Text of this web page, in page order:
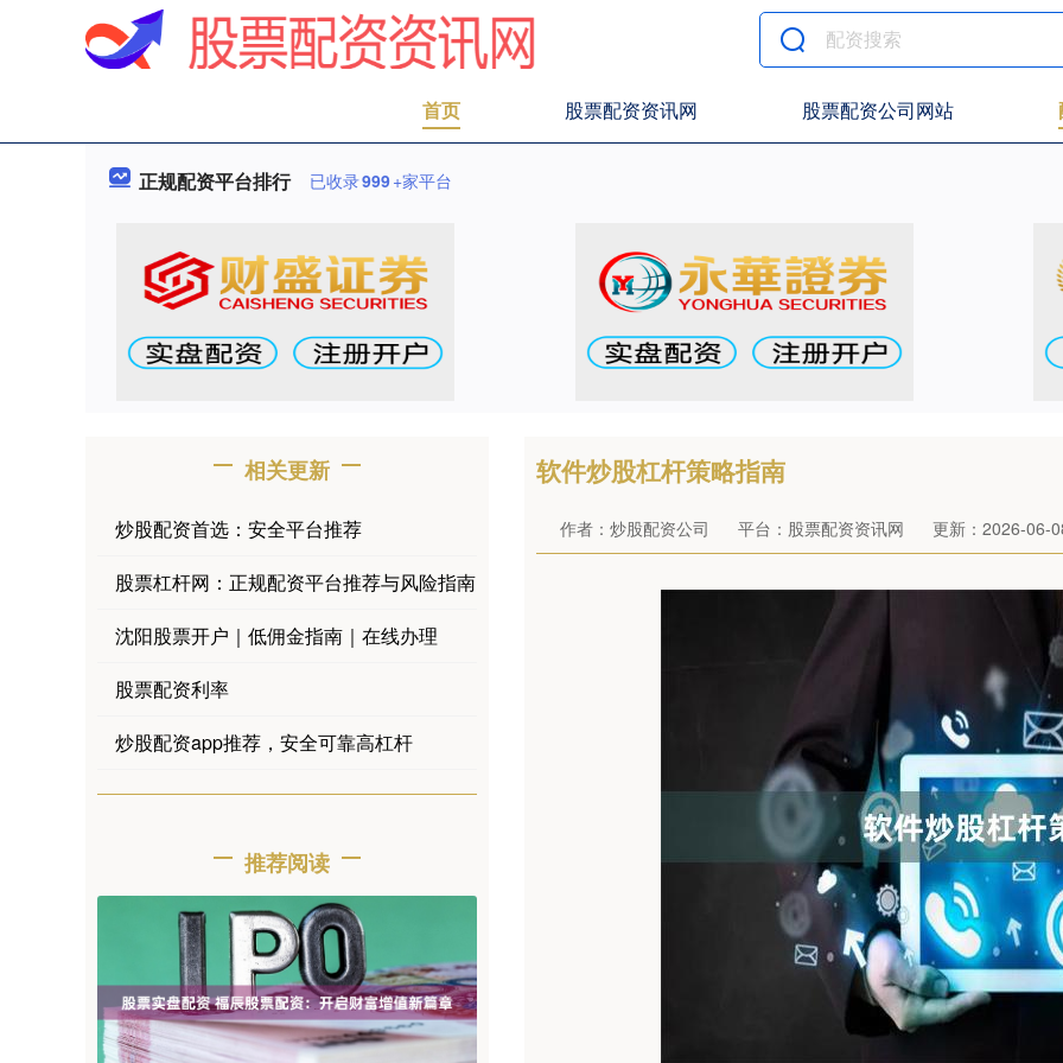
首页 股票配资资讯网 股票配资公司网站
正规配资平台排行 已收录999+家平台
软件炒股杠杆策略指南
作者：炒股配资公司 平台：股票配资资讯网 更新：2026-06-
相关更新
炒股配资首选：安全平台推荐
股票杠杆网：正规配资平台推荐与风险指南
沈阳股票开户｜低佣金指南｜在线办理
股票配资利率
炒股配资app推荐，安全可靠高杠杆
推荐阅读